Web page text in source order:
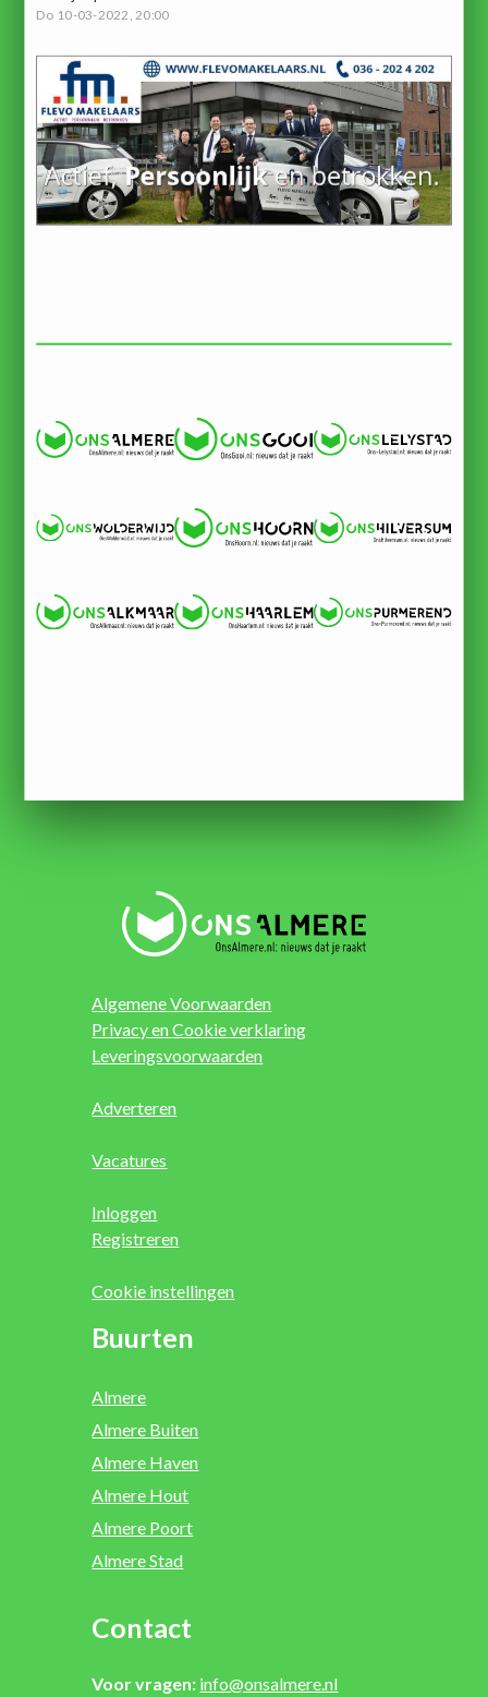
Do 10-03-2022, 20:00
Algemene Voorwaarden
Privacy en Cookie verklaring
Leveringsvoorwaarden
Adverteren
Vacatures
Inloggen
Registreren
Cookie instellingen
Buurten
Almere
Almere Buiten
Almere Haven
Almere Hout
Almere Poort
Almere Stad
Contact
Voor vragen: info@onsalmere.nl